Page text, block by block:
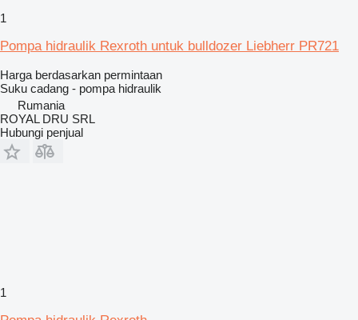
1
Pompa hidraulik Rexroth untuk bulldozer Liebherr PR721
Harga berdasarkan permintaan
Suku cadang - pompa hidraulik
Rumania
ROYAL DRU SRL
Hubungi penjual
1